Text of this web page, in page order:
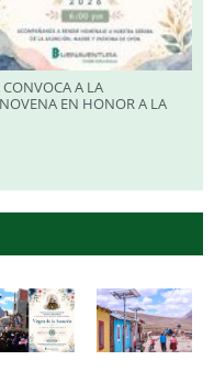
A LA
EN HONOR A LA